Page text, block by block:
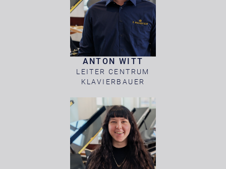
ANTON WITT
LEITER CENTRUM
KLAVIERBAUER